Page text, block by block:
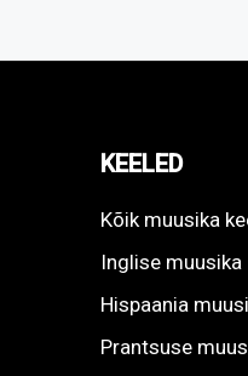
KEELED
Kõik muusika
Inglise muusika
Hispaania
Prantsuse